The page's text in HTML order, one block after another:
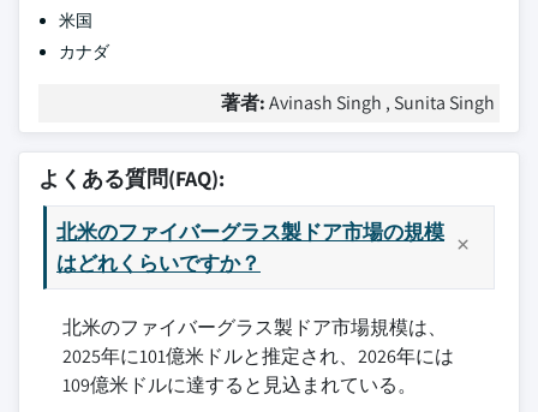
米国
カナダ
著者:Avinash Singh , Sunita Singh
よくある質問(FAQ):
北米のファイバーグラス製ドア市場の規模
はどれくらいですか？
北米のファイバーグラス製ドア市場規模は、
2025年に101億米ドルと推定され、2026年には
109億米ドルに達すると見込まれている。